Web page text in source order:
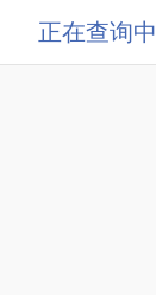
正在查询中